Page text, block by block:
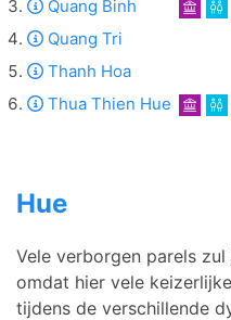
Quang Binh
Quang Tri
Thanh Hoa
Thua Thien Hue
Hue
Vele verborgen parels
omdat hier vele
tijdens de verschillende